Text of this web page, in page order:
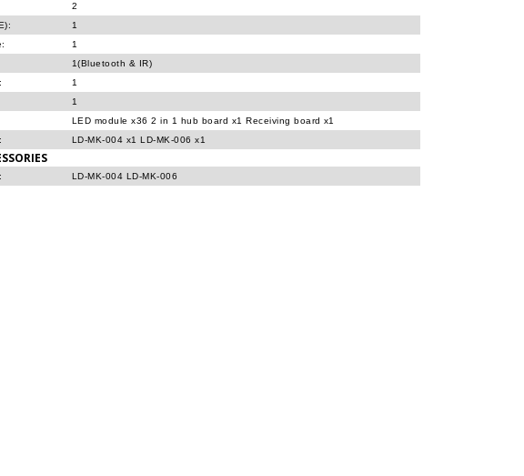
2
1
1
1(Bluetooth & IR)
1
1
LED module x36 2 in 1 hub board x1 Receiving board x1
LD-MK-004 x1 LD-MK-006 x1
LD-MK-004 LD-MK-006